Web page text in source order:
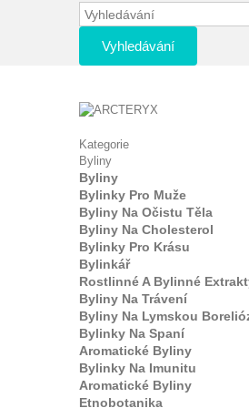
Vyhledávání
Kategorie
Byliny
Byliny
Bylinky Pro Muže
Byliny Na Očistu Těla
Byliny Na Cholesterol
Bylinky Pro Krásu
Bylinkář
Rostlinné A Bylinné
Byliny Na Trávení
Byliny Na Lymskou
Bylinky Na Spaní
Aromatické Byliny
Bylinky Na Imunitu
Aromatické Byliny
Etnobotanika